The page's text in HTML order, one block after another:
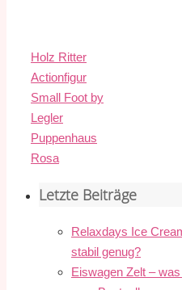
Holz Ritter
Actionfigur
Small Foot by
Legler
Puppenhaus
Rosa
Letzte Beiträge
Relaxdays Ice
stabil genug?
Eiswagen Zelt –